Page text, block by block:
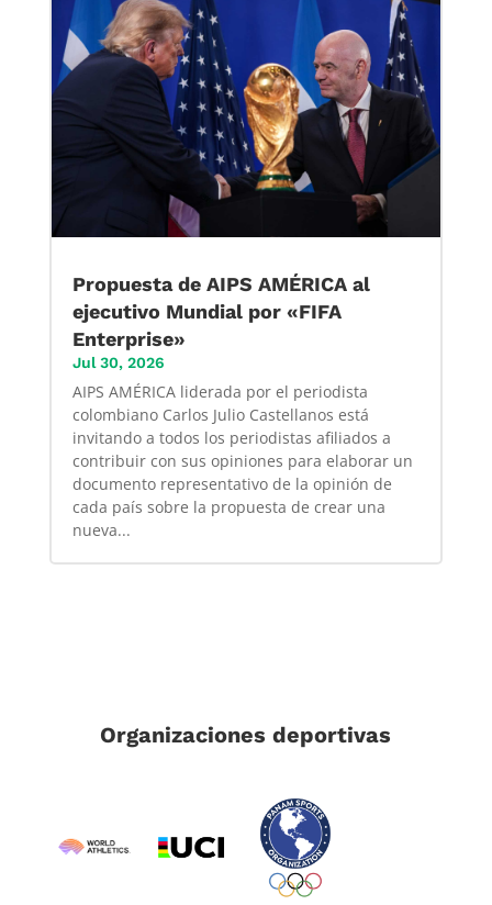
Propuesta de AIPS AMÉRICA al
ejecutivo Mundial por «FIFA
Enterprise»
Jul 30, 2026
AIPS AMÉRICA liderada por el periodista
colombiano Carlos Julio Castellanos está
invitando a todos los periodistas afiliados a
contribuir con sus opiniones para elaborar un
documento representativo de la opinión de
cada país sobre la propuesta de crear una
nueva...
Organizaciones deportivas